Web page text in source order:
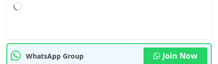
Loading…
WhatsApp Group Join Now